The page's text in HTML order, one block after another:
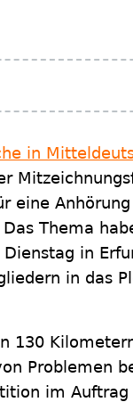
in
eine
Thema
in
in das
130
Problemen
im